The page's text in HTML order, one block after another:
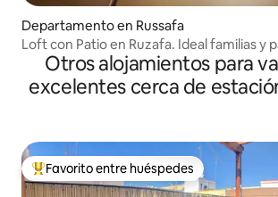
Departamento en Russafa
Loft con Patio en Ruzafa. Ideal familias y
Otros alojamientos para
excelentes cerca de
Favorito entre los huéspedes más
Favorito entre huéspedes